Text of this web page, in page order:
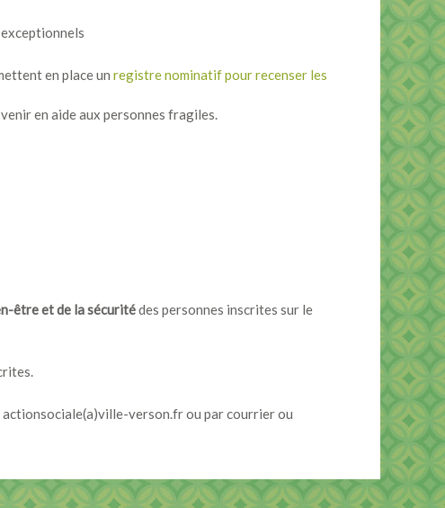
en place un registre nominatif pour recenser les
en aide aux personnes fragiles.
être et de la sécuritédes personnes inscrites sur le
actionsociale(a)ville-verson.fr ou par courrier ou